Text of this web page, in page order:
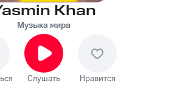
Khan
Музыка мира
Слушать Нравится